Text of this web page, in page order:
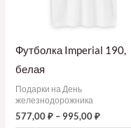
Футболка Imperial 190,
белая
Подарки на День
железнодорожника
577,00₽ – 995,00₽